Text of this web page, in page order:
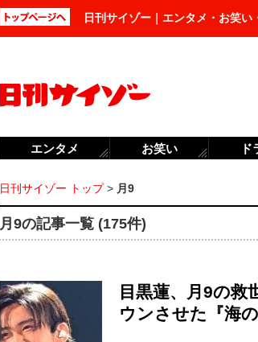
日刊サイゾー｜エンタメ・お笑
日刊サイゾー トップ> 月9
月9の記事一覧 (175件)
目黒蓮、月9の
ウンさせた『海
エンタメ お笑い ド